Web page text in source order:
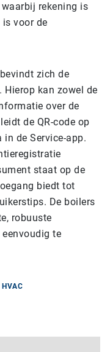
rekening is
voor de
zich de
Hierop kan zowel de
over de
de QR-code op
de Service-app.
staat op de
biedt tot
De boilers
robuuste
te
HVAC